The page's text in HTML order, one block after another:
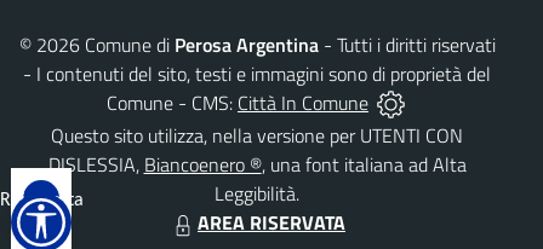
© 2026Comune di Perosa Argentina- Tutti i diritti riservati
- I contenuti del sito, testi e immagini sono di proprietà del
Comune - CMS: Città In Comune
Questo sito utilizza, nella versione per UTENTI CON
DISLESSIA, Biancoenero ®, una font italiana ad Alta
Leggibilità.
AREA RISERVATA
Reimposta
tutto